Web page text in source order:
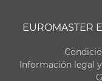
EUROMASTER
Información legal